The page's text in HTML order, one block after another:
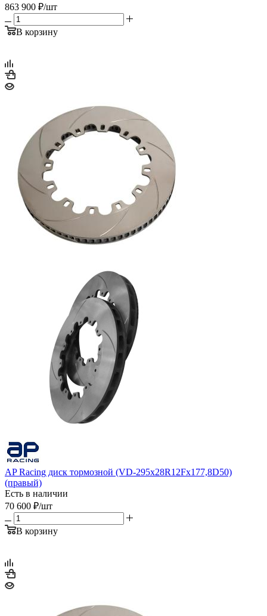
863 900 ₽/шт
В корзину
AP Racing диск тормозной (VD-295x28R12Fx177,8D50)
(правый)
Есть в наличии
70 600 ₽/шт
В корзину